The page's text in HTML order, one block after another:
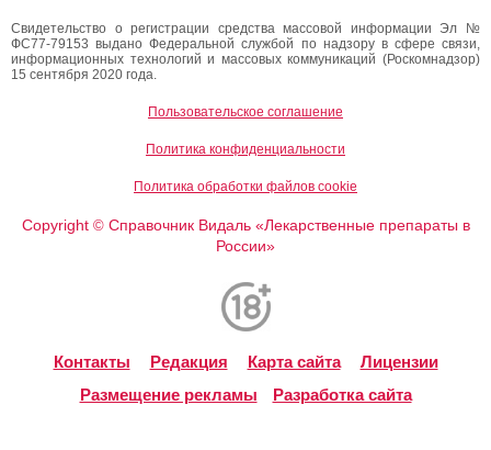
Свидетельство о регистрации средства массовой информации Эл №
ФС77-79153 выдано Федеральной службой по надзору в сфере связи,
информационных технологий и массовых коммуникаций (Роскомнадзор)
15 сентября 2020 года.
Пользовательское соглашение
Политика конфиденциальности
Политика обработки файлов cookie
Copyright ©Справочник Видаль «Лекарственные препараты в
России»
Контакты Редакция Карта сайта
Лицензии
Размещение рекламы
Разработка сайта